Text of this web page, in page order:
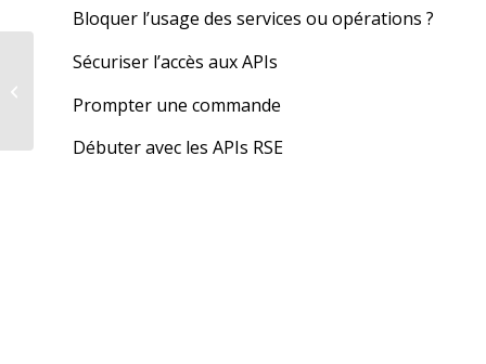
Bloquer l’usage des services ou opérations ?
Sécuriser l’accès aux APIs
Prompter une commande
Débuter avec les APIs RSE
Envoyer des objets